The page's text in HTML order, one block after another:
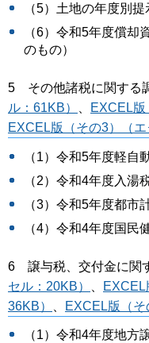
（5）土地の年度別
（6）令和5年度償却
のもの）
5 その他諸税に関する
ル：61KB）
EXCEL版
EXCEL版（その3）（エ
（1）令和5年度軽自
（2）令和4年度入湯
（3）令和5年度都市
（4）令和4年度国民
6 譲与税、交付金に関
セル：20KB）
EXCEL
36KB）
EXCEL版（そ
（1）令和4年度地方